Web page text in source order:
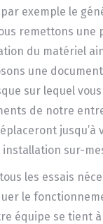
exemple le
remettons une
du matériel
une
sur lequel
de notre
jusqu’à
sur-
les essais
le
équipe se tient